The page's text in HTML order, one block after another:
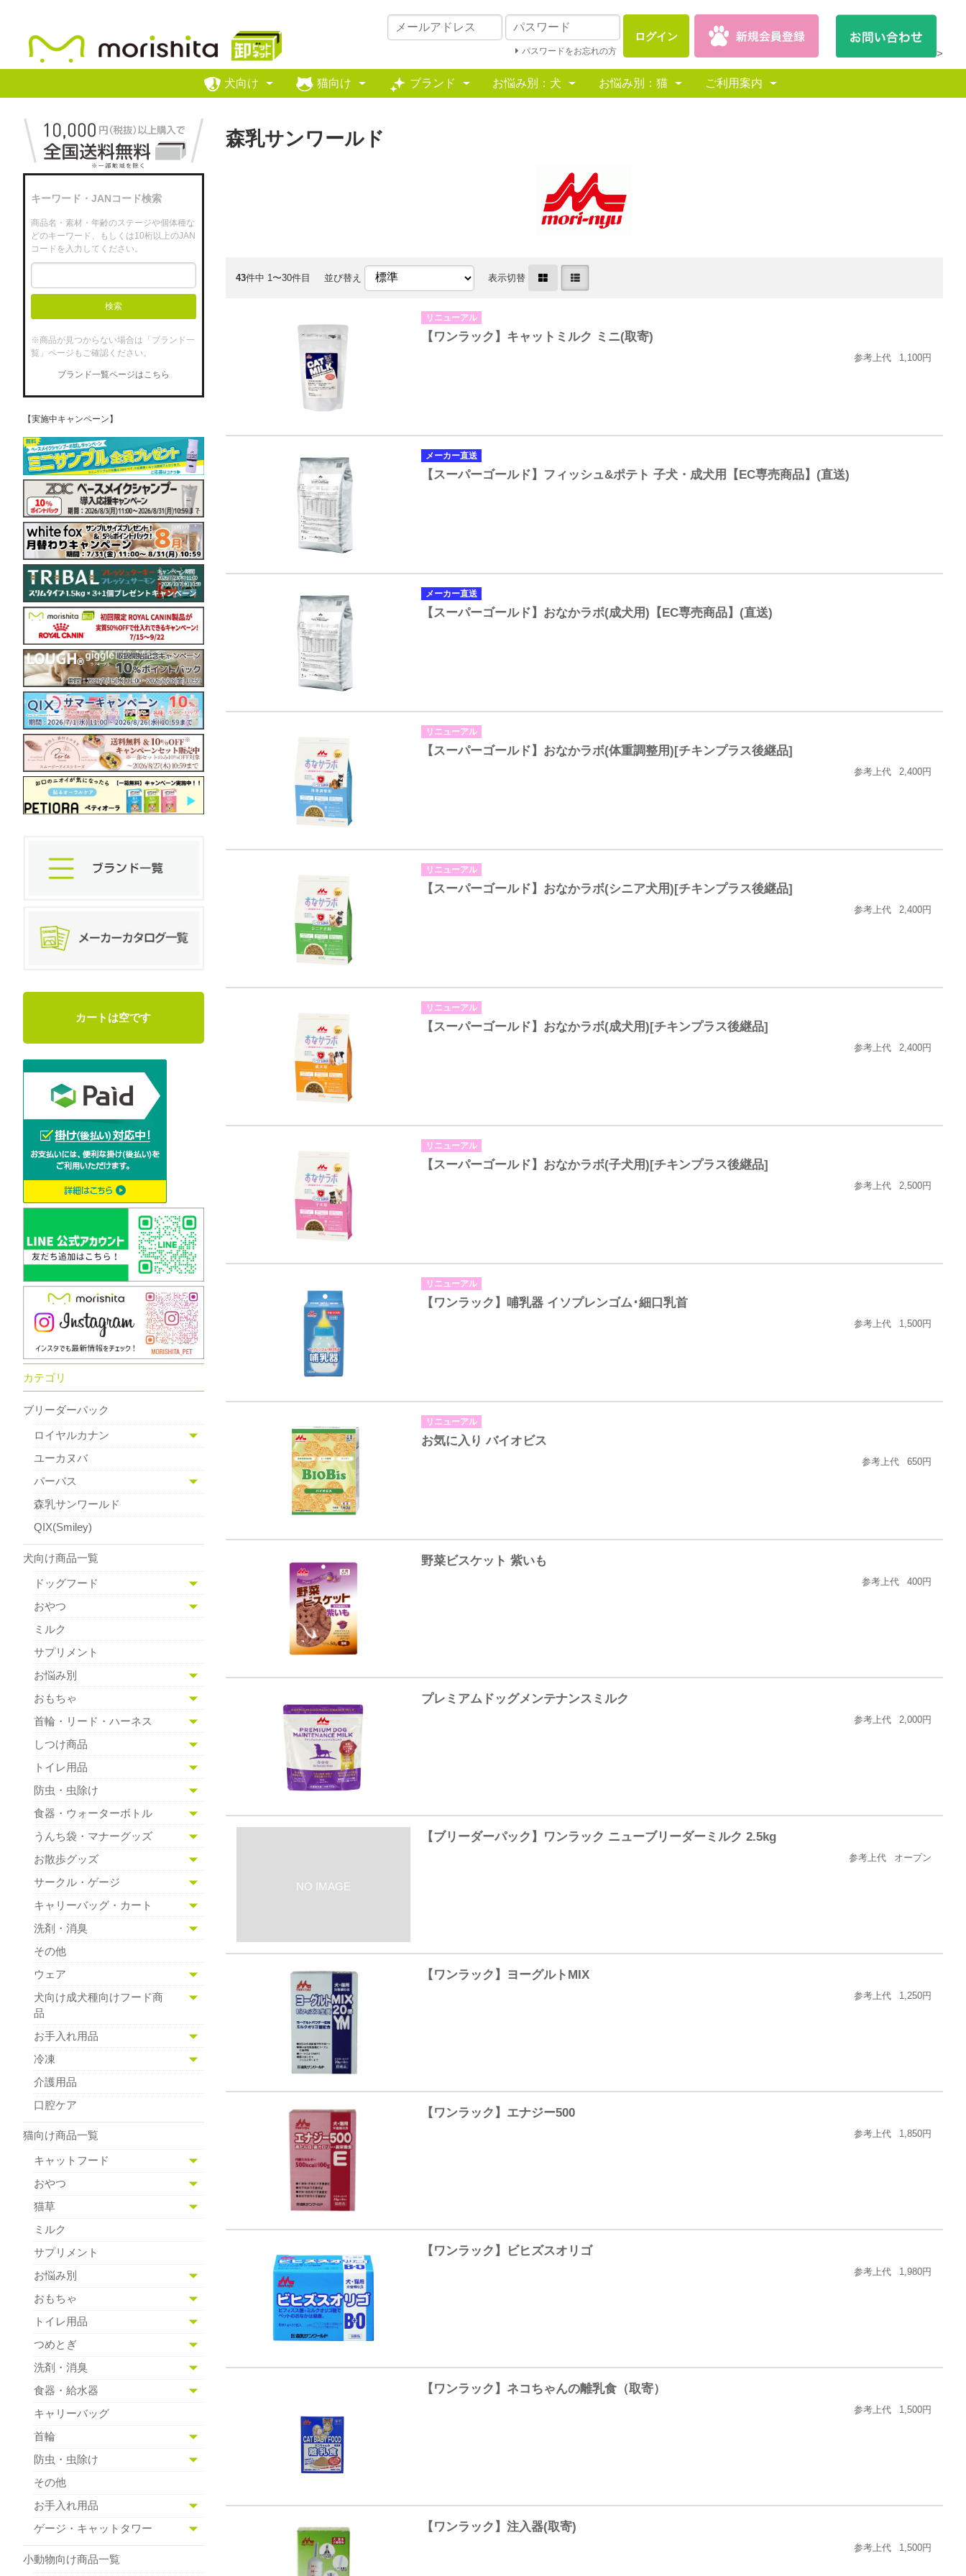
>
ログイン
パスワードをお忘れの方
犬向け 猫向け ブランド お悩み別：犬 お悩み別：猫 ご利用案内
森乳サンワールド
43件中 1〜30件目 並び替え 表示切替
リニューアル
【ワンラック】キャットミルク ミニ(取寄)
参考上代 1,100円
メーカー直送
【スーパーゴールド】フィッシュ&ポテト 子犬・成犬用【EC専売商品】(直送)
メーカー直送
【スーパーゴールド】おなかラボ(成犬用)【EC専売商品】(直送)
リニューアル
【スーパーゴールド】おなかラボ(体重調整用)[チキンプラス後継品]
参考上代 2,400円
リニューアル
【スーパーゴールド】おなかラボ(シニア犬用)[チキンプラス後継品]
参考上代 2,400円
リニューアル
【スーパーゴールド】おなかラボ(成犬用)[チキンプラス後継品]
参考上代 2,400円
リニューアル
【スーパーゴールド】おなかラボ(子犬用)[チキンプラス後継品]
参考上代 2,500円
リニューアル
【ワンラック】哺乳器 イソプレンゴム･細口乳首
参考上代 1,500円
リニューアル
お気に入り バイオビス
参考上代 650円
野菜ビスケット 紫いも
参考上代 400円
プレミアムドッグメンテナンスミルク
参考上代 2,000円
【ブリーダーパック】ワンラック ニューブリーダーミルク 2.5kg
参考上代 オープン
【ワンラック】ヨーグルトMIX
参考上代 1,250円
【ワンラック】エナジー500
参考上代 1,850円
【ワンラック】ビヒズスオリゴ
参考上代 1,980円
【ワンラック】ネコちゃんの離乳食（取寄）
参考上代 1,500円
【ワンラック】注入器(取寄)
参考上代 1,500円
キーワード・JANコード検索
商品名・素材・年齢のステージや個体種な
どのキーワード、もしくは10桁以上のJAN
コードを入力してください。
検索
※商品が見つからない場合は「ブランド一
覧」ページもご確認ください。
ブランド一覧ページはこちら
【実施中キャンペーン】
カートは空です
カテゴリ
ブリーダーパック
ロイヤルカナン
ユーカヌバ
パーパス
森乳サンワールド
QIX(Smiley)
犬向け商品一覧
ドッグフード
おやつ
ミルク
サプリメント
お悩み別
おもちゃ
首輪・リード・ハーネス
しつけ商品
トイレ用品
防虫・虫除け
食器・ウォーターボトル
うんち袋・マナーグッズ
お散歩グッズ
サークル・ゲージ
キャリーバッグ・カート
洗剤・消臭
その他
ウェア
犬向け成犬種向けフード商
品
お手入れ用品
冷凍
介護用品
口腔ケア
猫向け商品一覧
キャットフード
おやつ
猫草
ミルク
サプリメント
お悩み別
おもちゃ
トイレ用品
つめとぎ
洗剤・消臭
食器・給水器
キャリーバッグ
首輪
防虫・虫除け
その他
お手入れ用品
ゲージ・キャットタワー
小動物向け商品一覧